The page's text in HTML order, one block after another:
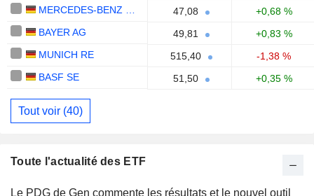
47,08
+0,68 %
BAYER AG
49,81
+0,83 %
MUNICH RE
515,40
-1,38 %
BASF SE
51,50 +0,35 %
Tout voir (40)
Toute l'actualité des ETF
Le PDG de Gen commente les résultats et le nouvel outil